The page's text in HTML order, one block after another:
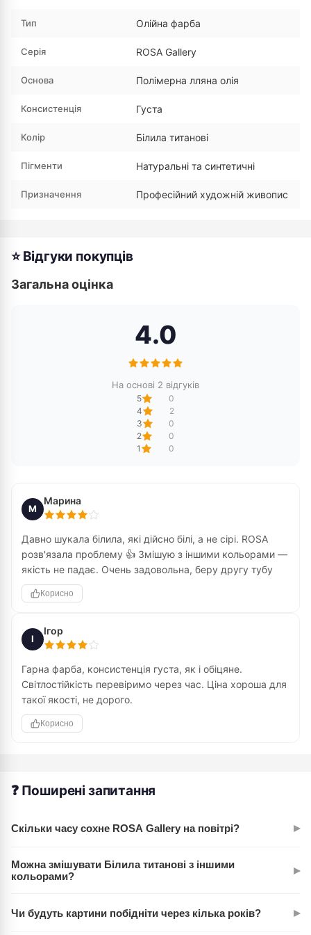
Тип Олійна фарба
Серія ROSA Gallery
Основа Полімерна лляна олія
Консистенція Густа
Колір Білила титанові
Пігменти Натуральні та синтетичні
Призначення Професійний художній живопис
⭐ Відгуки покупців
Загальна оцінка
4.0
На основі 2 відгуків
5
0
4
2
3
0
2
0
1
0
М
Марина
Давно шукала білила, які дійсно білі, а не сірі. ROSA
розв'язала проблему 👍 Змішую з іншими кольорами —
якість не падає. Очень задовольна, беру другу тубу
Корисно
І
Ігор
Гарна фарба, консистенція густа, як і обіцяне.
Світлостійкість перевіримо через час. Ціна хороша для
такої якості, не дорого.
Корисно
❓ Поширені запитання
Скільки часу сохне ROSA Gallery на повітрі? ▸
тонкий шар висихає за 3-5 днів, густий пастозний шар
Можна змішувати Білила титанові з іншими
кольорами?
▸
змішуються з усіма кольорами серії ROSA, не роблячи їх
Чи будуть картини побідніти через кілька років? ▸